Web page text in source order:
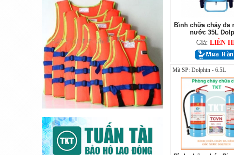
Bình chữa cháy đa
nước 35L
Giá: LIÊN
Mã SP: Dolphin - 6.5L